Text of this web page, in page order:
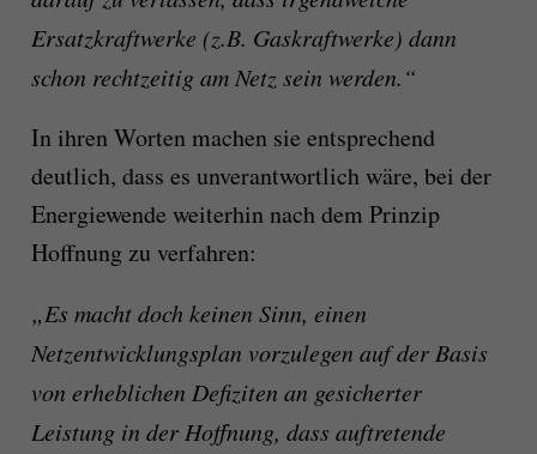
Ersatzkraftwerke (z.B. Gaskraft­werke) dann
schon rechtzeitig am Netz sein werden.“
In ihren Worten machen sie entsprechend
deutlich, dass es unverantwortlich wäre, bei der
Energiewende weiterhin nach dem Prinzip
Hoffnung zu verfahren:
„Es macht doch keinen Sinn, einen
Netzent­wicklungsplan vorzulegen auf der Basis
von er­heblichen Defiziten an gesicherter
Leistung in der Hoffnung, dass auftretende